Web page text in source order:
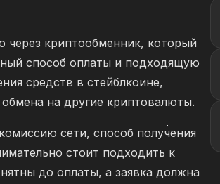
через криптообменник, который
способ оплаты и подходящую
средств в стейблкоине,
на другие криптовалюты.
сети, способ получения
стоит подходить к
до оплаты, а заявка должна